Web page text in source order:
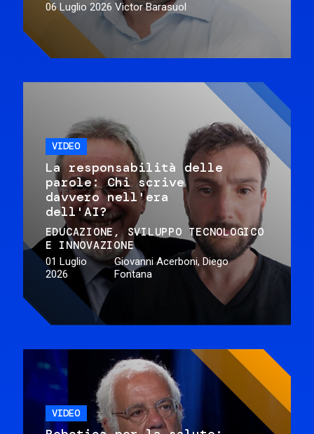
06 Luglio 2026 Victor Barasuol
VIDEO
La responsabilità delle
parole: Chi scrive
davvero nell'era
dell'AI?
EDUCAZIONE
SVILUPPO TECNOLOGICO
E INNOVAZIONE
01 Luglio
2026
Giovanni Acerboni, Diego
Fontana
VIDEO